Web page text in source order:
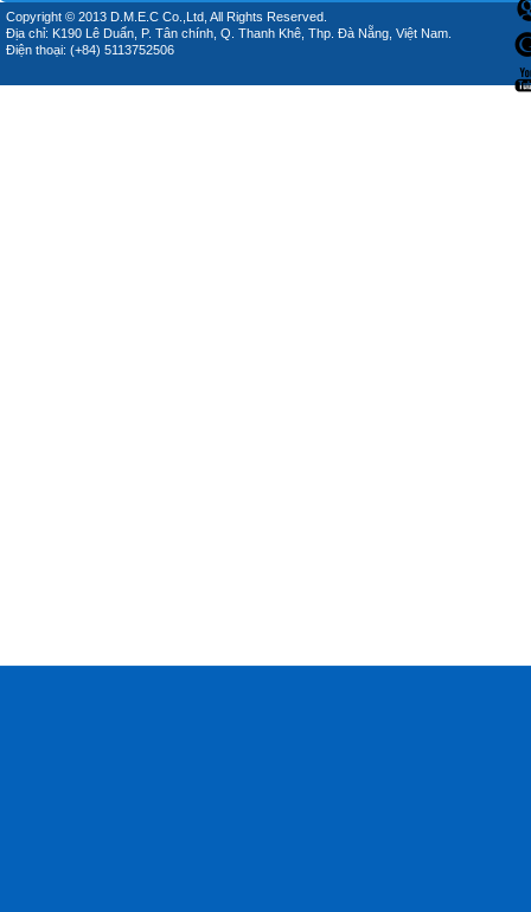
Copyright © 2013 D.M.E.C Co.,Ltd, All Rights Reserved.
Địa chỉ: K190 Lê Duẩn, P. Tân chính, Q. Thanh Khê, Thp. Đà Nẵng, Việt Nam.
Điện thoại: (+84) 5113752506